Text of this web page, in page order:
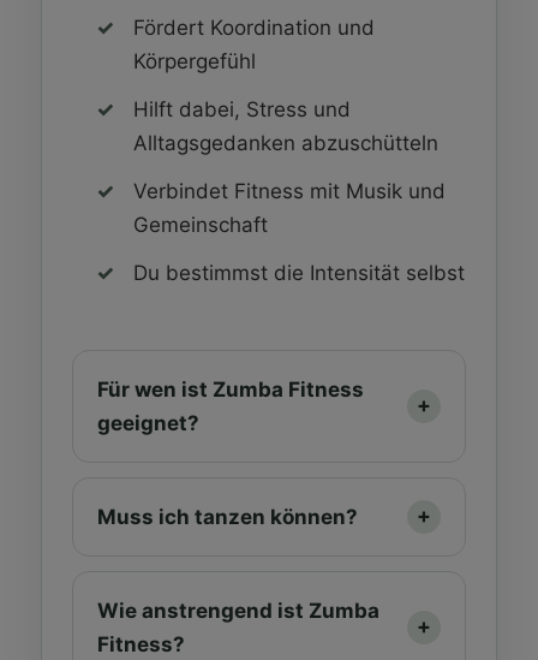
Fördert Koordination und
Körpergefühl
Hilft dabei, Stress und
Alltagsgedanken abzuschütteln
Verbindet Fitness mit Musik und
Gemeinschaft
Du bestimmst die Intensität selbst
Für wen ist Zumba Fitness
geeignet?
Muss ich tanzen können?
Wie anstrengend ist Zumba
Fitness?